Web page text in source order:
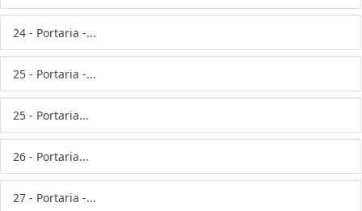
24 - Portaria -...
25 - Portaria -...
25 - Portaria...
26 - Portaria...
27 - Portaria -...